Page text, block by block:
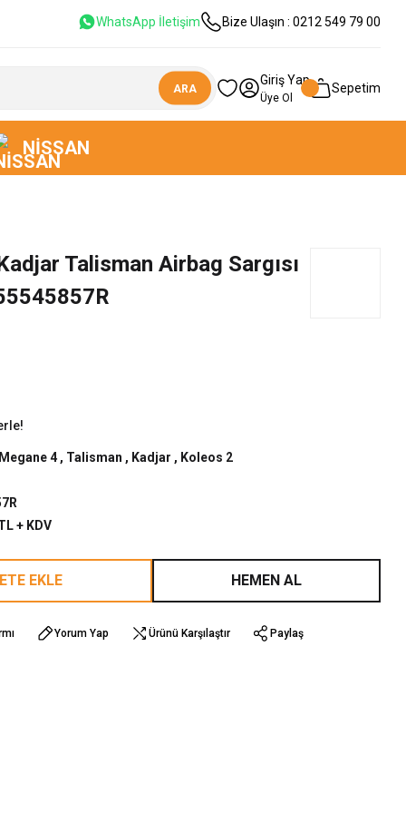
WhatsApp İletişim Bize Ulaşın : 0212 549 79 00
ARA
Giriş Yap
Üye Ol
Sepetim
NISSAN
Talisman Airbag Sargısı
Megane 4 , Talisman , Kadjar , Koleos 2
+ KDV
EKLE HEMEN AL
Yorum Yap Ürünü Karşılaştır Paylaş